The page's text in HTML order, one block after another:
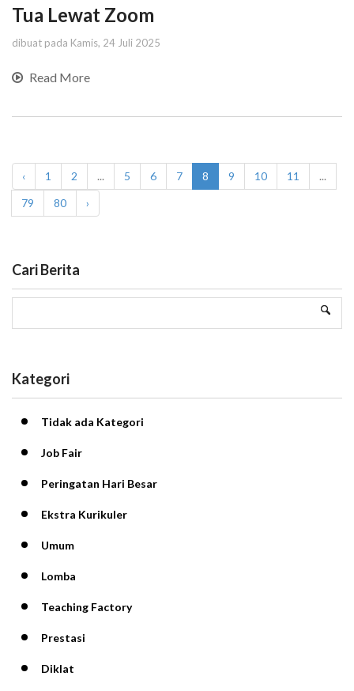
Tua Lewat Zoom
dibuat pada Kamis, 24 Juli 2025
Read More
‹ 1 2 ... 5 6 7 8 9 10 11
...
79
80 ›
Cari Berita
Kategori
Tidak ada Kategori
Job Fair
Peringatan Hari Besar
Ekstra Kurikuler
Umum
Lomba
Teaching Factory
Prestasi
Diklat